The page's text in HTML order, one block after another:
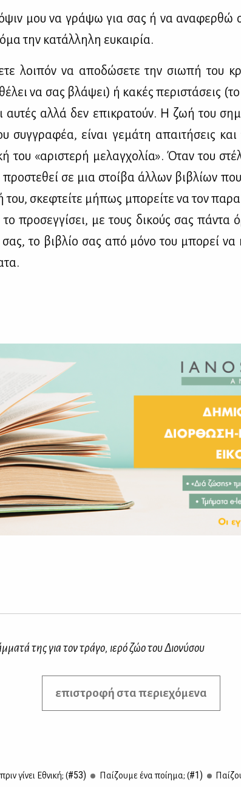
μου να γρά­ψω για σας ή να ανα­φερ­θώ
την κα­τάλ­λη­λη ευ­και­ρία.
λοι­πόν να απο­δώ­σε­τε την σιω­πή του
να σας βλά­ψει) ή κα­κές πε­ρι­στά­σεις
αυ­τές αλ­λά δεν επι­κρα­τούν. Η ζωή του
συγ­γρα­φέα, εί­ναι γε­μά­τη απαι­τή­σεις και
του «αρι­στε­ρή με­λαγ­χο­λία». Όταν του
σε μια στοί­βα άλ­λων βι­βλί­ων
του, σκε­φτεί­τε μή­πως μπο­ρεί­τε να τον
το προ­σεγ­γί­σει, με τους δι­κούς σας πά­ντα
σας, το βι­βλίο σας από μό­νο του μπο­ρεί να
της για τον τράγο, ιερό ζώο του Διονύσου
επιστροφή στα περιεχόμενα
γί­νει Εθνι­κή; (#53) Παί­ζου­με ένα ποί­η­μα; (#1)